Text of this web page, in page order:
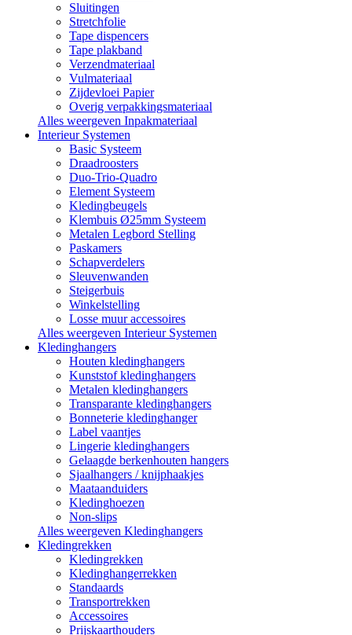
Sluitingen
Stretchfolie
Tape dispencers
Tape plakband
Verzendmateriaal
Vulmateriaal
Zijdevloei Papier
Overig verpakkingsmateriaal
Alles weergeven Inpakmateriaal
Interieur Systemen
Basic Systeem
Draadroosters
Duo-Trio-Quadro
Element Systeem
Kledingbeugels
Klembuis Ø25mm Systeem
Metalen Legbord Stelling
Paskamers
Schapverdelers
Sleuvenwanden
Steigerbuis
Winkelstelling
Losse muur accessoires
Alles weergeven Interieur Systemen
Kledinghangers
Houten kledinghangers
Kunststof kledinghangers
Metalen kledinghangers
Transparante kledinghangers
Bonneterie kledinghanger
Label vaantjes
Lingerie kledinghangers
Gelaagde berkenhouten hangers
Sjaalhangers / knijphaakjes
Maataanduiders
Kledinghoezen
Non-slips
Alles weergeven Kledinghangers
Kledingrekken
Kledingrekken
Kledinghangerrekken
Standaards
Transportrekken
Accessoires
Prijskaarthouders